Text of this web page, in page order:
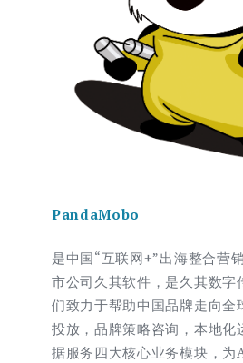
PandaMobo
是中国“互联网+”出海整合营
市公司久其软件，是久其数字
们致力于帮助中国品牌走向全
投放，品牌策略咨询，本地化
据服务四大核心业务模块，为